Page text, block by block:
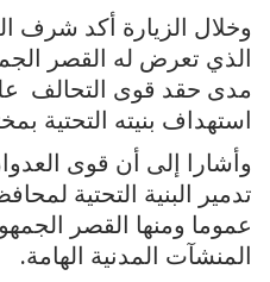
وخلال الزيارة أكد شرف
الذي تعرض له القصر
مدى حقد قوى التحالف
استهداف بنيته التحتية
وأشارا إلى أن قوى
تدمير البنية التحتية
عموما ومنها القصر
المنشآت المدنية الهامة.